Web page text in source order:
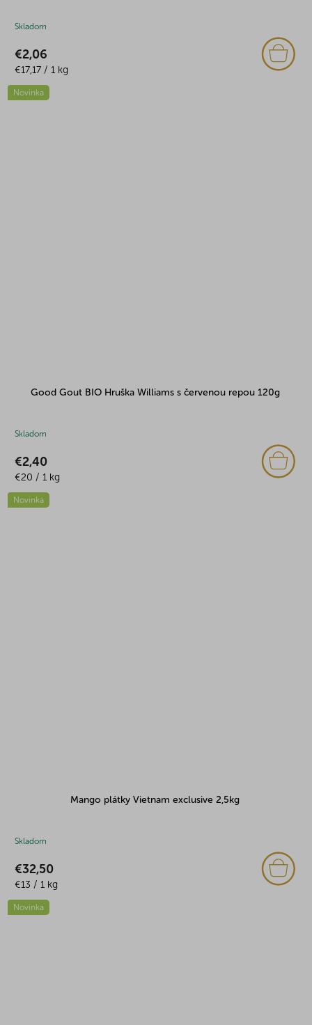
Skladom
€2,06
Jednotková
cena:
€17,17 / 1 kg
Novinka
Good Gout BIO Hruška Williams s červenou repou 120g
Skladom
€2,40
Jednotková
cena:
€20 / 1 kg
Novinka
Mango plátky Vietnam exclusive 2,5kg
Skladom
€32,50
Jednotková
cena:
€13 / 1 kg
Novinka